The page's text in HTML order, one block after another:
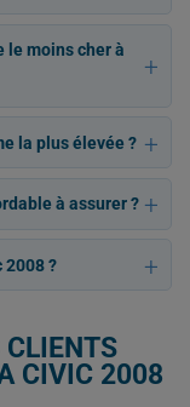
le moins cher à
la plus élevée ?
à assurer ?
2008 ?
CLIENTS
CIVIC 2008